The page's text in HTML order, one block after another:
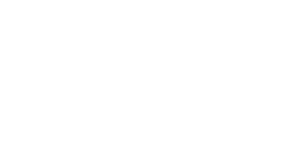
Freuler e Ndoye